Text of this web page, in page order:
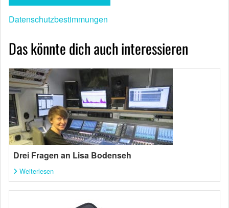
Datenschutzbestimmungen
Das könnte dich auch interessieren
Drei Fragen an Lisa Bodenseh
Weiterlesen